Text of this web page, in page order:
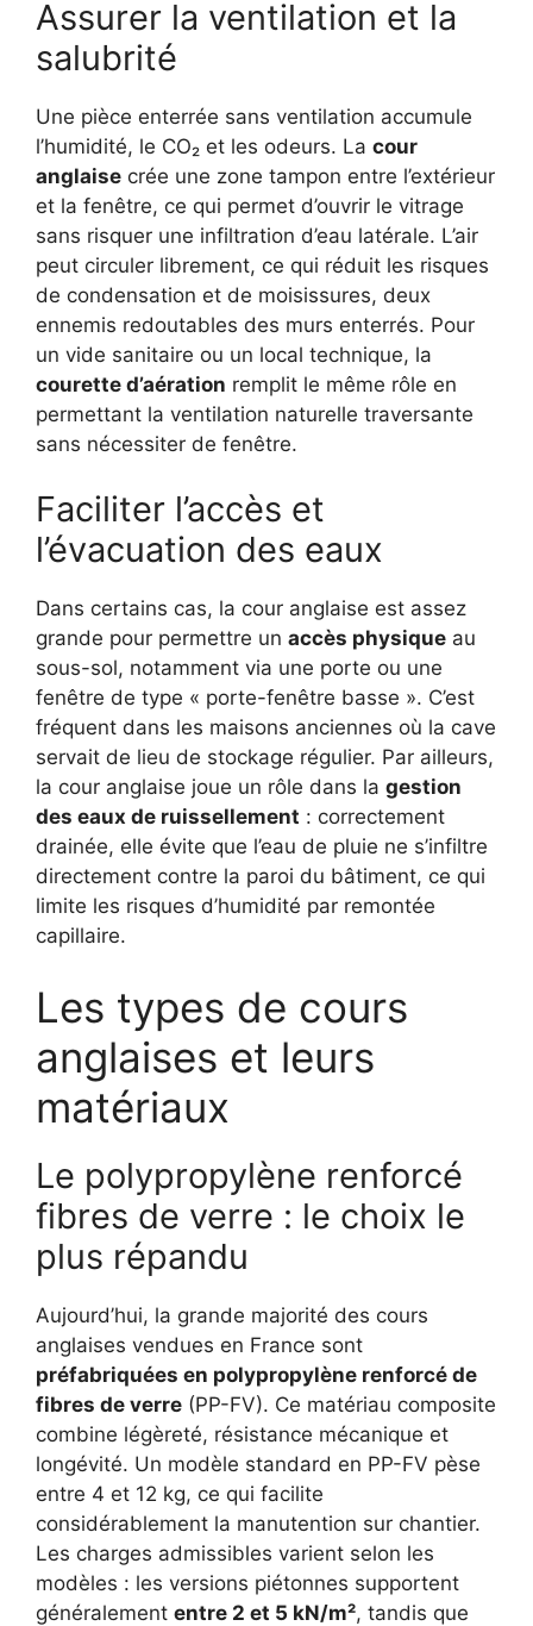
Assurer la ventilation et la
salubrité
Une pièce enterrée sans ventilation accumule
l’humidité, le CO₂ et les odeurs. La cour
anglaise crée une zone tampon entre l’extérieur
et la fenêtre, ce qui permet d’ouvrir le vitrage
sans risquer une infiltration d’eau latérale. L’air
peut circuler librement, ce qui réduit les risques
de condensation et de moisissures, deux
ennemis redoutables des murs enterrés. Pour
un vide sanitaire ou un local technique, la
courette d’aération remplit le même rôle en
permettant la ventilation naturelle traversante
sans nécessiter de fenêtre.
Faciliter l’accès et
l’évacuation des eaux
Dans certains cas, la cour anglaise est assez
grande pour permettre un accès physique au
sous-sol, notamment via une porte ou une
fenêtre de type « porte-fenêtre basse ». C’est
fréquent dans les maisons anciennes où la cave
servait de lieu de stockage régulier. Par ailleurs,
la cour anglaise joue un rôle dans la gestion
des eaux de ruissellement : correctement
drainée, elle évite que l’eau de pluie ne s’infiltre
directement contre la paroi du bâtiment, ce qui
limite les risques d’humidité par remontée
capillaire.
Les types de cours
anglaises et leurs
matériaux
Le polypropylène renforcé
fibres de verre : le choix le
plus répandu
Aujourd’hui, la grande majorité des cours
anglaises vendues en France sont
préfabriquées en polypropylène renforcé de
fibres de verre (PP-FV). Ce matériau composite
combine légèreté, résistance mécanique et
longévité. Un modèle standard en PP-FV pèse
entre 4 et 12 kg, ce qui facilite
considérablement la manutention sur chantier.
Les charges admissibles varient selon les
modèles : les versions piétonnes supportent
généralement entre 2 et 5 kN/m², tandis que